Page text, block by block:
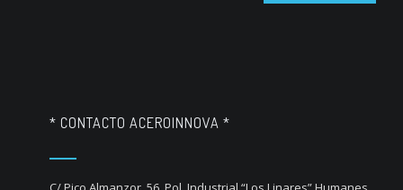
* CONTACTO ACEROINNOVA *